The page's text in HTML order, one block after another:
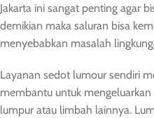
Jakarta ini sangat penting agar
demikian maka saluran bisa
menyebabkan masalah
Layanan sedot lumour sendiri
membantu untuk
lumpur atau limbah lainnya.